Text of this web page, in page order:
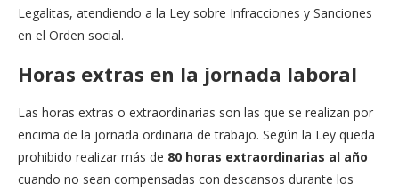
Legalitas, atendiendo a la Ley sobre Infracciones y Sanciones
en el Orden social.
Horas extras en la jornada laboral
Las horas extras o extraordinarias son las que se realizan por
encima de la jornada ordinaria de trabajo. Según la Ley queda
prohibido realizar más de 80 horas extraordinarias al año
cuando no sean compensadas con descansos durante los